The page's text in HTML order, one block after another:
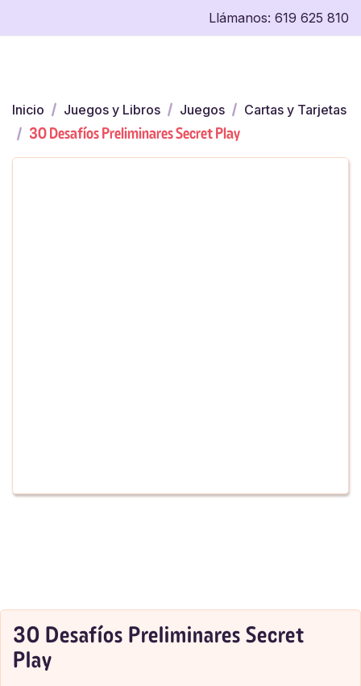
Llámanos: 619 625 810
Inicio Juegos y Libros Juegos Cartas y Tarjetas
30 Desafíos Preliminares Secret Play
30 Desafíos Preliminares Secret
Play